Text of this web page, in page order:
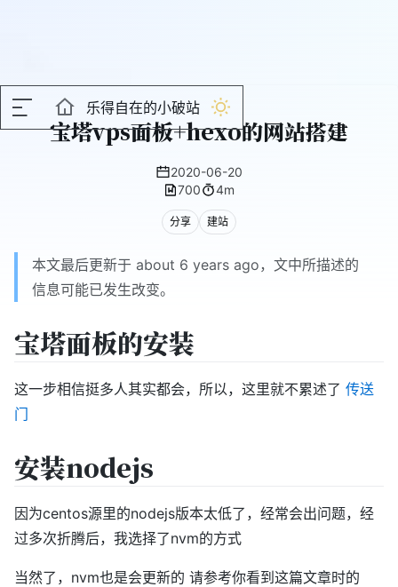
乐得自在的小破站
宝塔vps面板+hexo的网站搭建
2020-06-20
700
4m
分享 建站
本文最后更新于 about 6 years ago，文中所描述的
信息可能已发生改变。
宝塔面板的安装
这一步相信挺多人其实都会，所以，这里就不累述了 传送
门
安装nodejs
因为centos源里的nodejs版本太低了，经常会出问题，经
过多次折腾后，我选择了nvm的方式
当然了，nvm也是会更新的 请参考你看到这篇文章时的